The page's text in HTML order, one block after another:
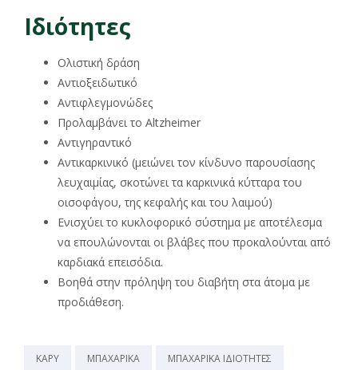
Ιδιότητες
Ολιστική δράση
Αντιοξειδωτικό
Αντιφλεγμονώδες
Προλαμβάνει το Altzheimer
Αντιγηραντικό
Αντικαρκινικό (μειώνει τον κίνδυνο παρουσίασης
λευχαιμίας, σκοτώνει τα καρκινικά κύτταρα του
οισοφάγου, της κεφαλής και του λαιμού)
Ενισχύει το κυκλοφορικό σύστημα με αποτέλεσμα
να επουλώνονται οι βλάβες που προκαλούνται από
καρδιακά επεισόδια.
Βοηθά στην πρόληψη του διαβήτη στα άτομα με
προδιάθεση.
ΚΑΡΥ ΜΠΑΧΑΡΙΚΑ ΜΠΑΧΑΡΙΚΑ ΙΔΙΟΤΗΤΕΣ